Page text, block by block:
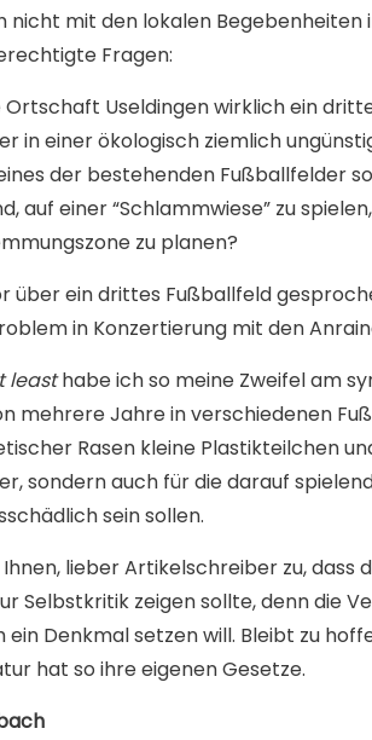
nicht mit den lokalen
Fragen:
Ortschaft Useldingen wirklich ein
in einer ökologisch ziemlich
der bestehenden Fußballfelder
auf einer “Schlammwiese” zu
zu planen?
über ein drittes Fußballfeld
in Konzertierung mit den
leasthabe ich so meine Zweifel am
mehrere Jahre in verschiedenen
Rasen kleine Plastikteilchen
sondern auch für die darauf
sein sollen.
lieber Artikelschreiber zu, dass
Selbstkritik zeigen sollte, denn die
ein Denkmal setzen will. Bleibt zu
hat so ihre eigenen Gesetze.